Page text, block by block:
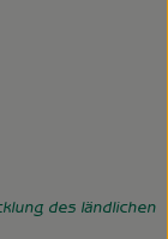
des ländlichen